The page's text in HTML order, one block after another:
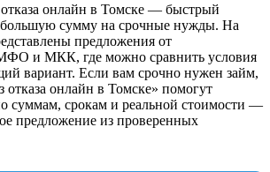
онлайн в Томске — быстрый
сумму на срочные нужды. На
предложения от
и МКК, где можно сравнить условия
вариант. Если вам срочно нужен займ,
отказа онлайн в Томске» помогут
суммам, срокам и реальной стоимости —
предложение из проверенных